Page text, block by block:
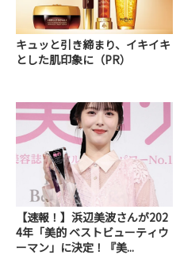
キュッと引き締まり、イキイキ
とした肌印象に（PR）
【速報！】浜辺美波さんが202
4年「美的 ベストビューティウ
ーマン」に決定！『美...